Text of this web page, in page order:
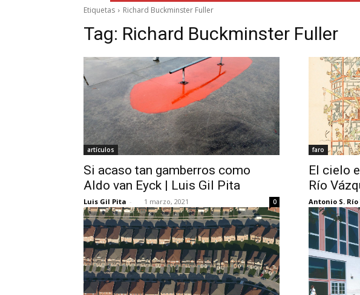
Etiquetas Richard Buckminster Fuller
Tag: Richard Buckminster Fuller
artículos
Si acaso tan gamberros como
Aldo van Eyck | Luis Gil Pita
Luis Gil Pita - 1 marzo, 2021 0
faro
El cielo
Río
Antonio S.